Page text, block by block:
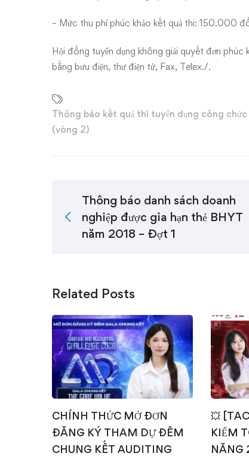
– Mức thu phí phúc khảo kết quả thi: 150.000
Hội đồng tuyển dụng không giải quyết đơn phúc
bằng bưu điện, thư điện tử, Fax, Telex./.
Thông báo kết quả thi tuyển dụng công
(vòng 2)
Thông báo danh sách doanh
nghiệp được gia hạn thẻ BHYT
năm 2018 – Đợt 1
Related Posts
CHÍNH THỨC MỞ ĐƠN
ĐĂNG KÝ THAM DỰ ĐÊM
CHUNG KẾT AUDITING
💥
KIỂM
NĂNG